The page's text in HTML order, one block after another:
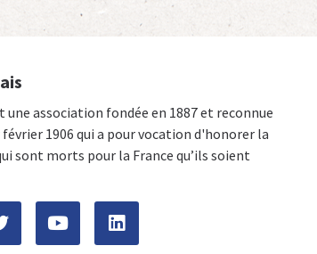
une association fondée en 1887 et reconnue
1906 qui a pour vocation d'honorer la
sont morts pour la France qu’ils soient